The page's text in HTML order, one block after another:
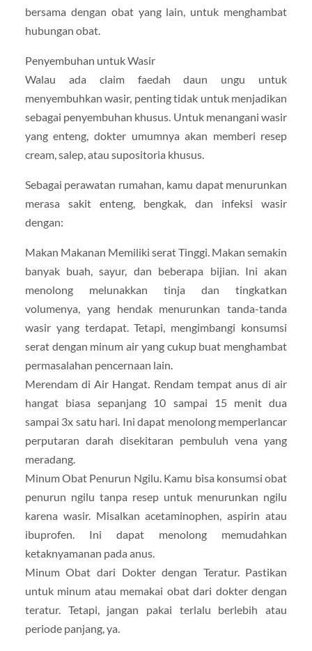
bersama dengan obat yang lain, untuk menghambat
hubungan obat.
Penyembuhan untuk Wasir
Walau ada claim faedah daun ungu untuk
menyembuhkan wasir, penting tidak untuk menjadikan
sebagai penyembuhan khusus. Untuk menangani wasir
yang enteng, dokter umumnya akan memberi resep
cream, salep, atau supositoria khusus.
Sebagai perawatan rumahan, kamu dapat menurunkan
merasa sakit enteng, bengkak, dan infeksi wasir
dengan:
Makan Makanan Memiliki serat Tinggi. Makan semakin
banyak buah, sayur, dan beberapa bijian. Ini akan
menolong melunakkan tinja dan tingkatkan
volumenya, yang hendak menurunkan tanda-tanda
wasir yang terdapat. Tetapi, mengimbangi konsumsi
serat dengan minum air yang cukup buat menghambat
permasalahan pencernaan lain.
Merendam di Air Hangat. Rendam tempat anus di air
hangat biasa sepanjang 10 sampai 15 menit dua
sampai 3x satu hari. Ini dapat menolong memperlancar
perputaran darah disekitaran pembuluh vena yang
meradang.
Minum Obat Penurun Ngilu. Kamu bisa konsumsi obat
penurun ngilu tanpa resep untuk menurunkan ngilu
karena wasir. Misalkan acetaminophen, aspirin atau
ibuprofen. Ini dapat menolong memudahkan
ketaknyamanan pada anus.
Minum Obat dari Dokter dengan Teratur. Pastikan
untuk minum atau memakai obat dari dokter dengan
teratur. Tetapi, jangan pakai terlalu berlebih atau
periode panjang, ya.